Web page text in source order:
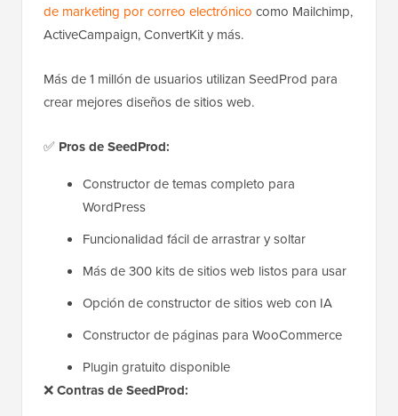
de marketing por correo electrónico como Mailchimp,
ActiveCampaign, ConvertKit y más.
Más de 1 millón de usuarios utilizan SeedProd para
crear mejores diseños de sitios web.
✅ Pros de SeedProd:
Constructor de temas completo para
WordPress
Funcionalidad fácil de arrastrar y soltar
Más de 300 kits de sitios web listos para usar
Opción de constructor de sitios web con IA
Constructor de páginas para WooCommerce
Plugin gratuito disponible
❌Contras de SeedProd: